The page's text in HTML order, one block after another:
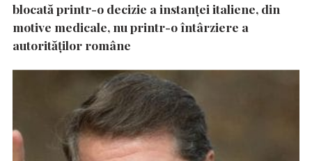
blocată printr-o decizie a instanţei italiene, din
motive medicale, nu printr-o întârziere a
autorităţilor române